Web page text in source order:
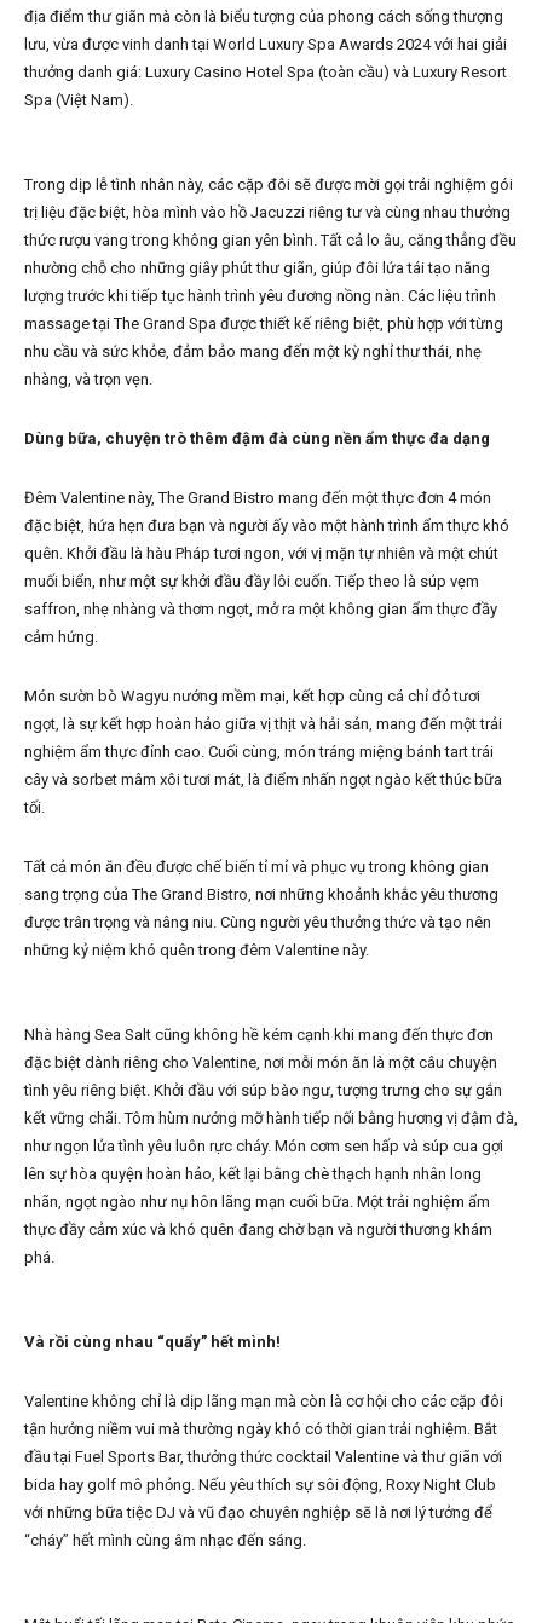
địa điểm thư giãn mà còn là biểu tượng của phong cách sống thượng
lưu, vừa được vinh danh tại World Luxury Spa Awards 2024 với hai giải
thưởng danh giá: Luxury Casino Hotel Spa (toàn cầu) và Luxury Resort
Spa (Việt Nam).
Trong dịp lễ tình nhân này, các cặp đôi sẽ được mời gọi trải nghiệm gói
trị liệu đặc biệt, hòa mình vào hồ Jacuzzi riêng tư và cùng nhau thưởng
thức rượu vang trong không gian yên bình. Tất cả lo âu, căng thẳng đều
nhường chỗ cho những giây phút thư giãn, giúp đôi lứa tái tạo năng
lượng trước khi tiếp tục hành trình yêu đương nồng nàn. Các liệu trình
massage tại The Grand Spa được thiết kế riêng biệt, phù hợp với từng
nhu cầu và sức khỏe, đảm bảo mang đến một kỳ nghỉ thư thái, nhẹ
nhàng, và trọn vẹn.
Dùng bữa, chuyện trò thêm đậm đà cùng nền ẩm thực đa dạng
Đêm Valentine này, The Grand Bistro mang đến một thực đơn 4 món
đặc biệt, hứa hẹn đưa bạn và người ấy vào một hành trình ẩm thực khó
quên. Khởi đầu là hàu Pháp tươi ngon, với vị mặn tự nhiên và một chút
muối biển, như một sự khởi đầu đầy lôi cuốn. Tiếp theo là súp vẹm
saffron, nhẹ nhàng và thơm ngọt, mở ra một không gian ẩm thực đầy
cảm hứng.
Món sườn bò Wagyu nướng mềm mại, kết hợp cùng cá chỉ đỏ tươi
ngọt, là sự kết hợp hoàn hảo giữa vị thịt và hải sản, mang đến một trải
nghiệm ẩm thực đỉnh cao. Cuối cùng, món tráng miệng bánh tart trái
cây và sorbet mâm xôi tươi mát, là điểm nhấn ngọt ngào kết thúc bữa
tối.
Tất cả món ăn đều được chế biến tỉ mỉ và phục vụ trong không gian
sang trọng của The Grand Bistro, nơi những khoảnh khắc yêu thương
được trân trọng và nâng niu. Cùng người yêu thưởng thức và tạo nên
những kỷ niệm khó quên trong đêm Valentine này.
Nhà hàng Sea Salt cũng không hề kém cạnh khi mang đến thực đơn
đặc biệt dành riêng cho Valentine, nơi mỗi món ăn là một câu chuyện
tình yêu riêng biệt. Khởi đầu với súp bào ngư, tượng trưng cho sự gắn
kết vững chãi. Tôm hùm nướng mỡ hành tiếp nối bằng hương vị đậm đà,
như ngọn lửa tình yêu luôn rực cháy. Món cơm sen hấp và súp cua gợi
lên sự hòa quyện hoàn hảo, kết lại bằng chè thạch hạnh nhân long
nhãn, ngọt ngào như nụ hôn lãng mạn cuối bữa. Một trải nghiệm ẩm
thực đầy cảm xúc và khó quên đang chờ bạn và người thương khám
phá.
Và rồi cùng nhau “quẩy” hết mình!
Valentine không chỉ là dịp lãng mạn mà còn là cơ hội cho các cặp đôi
tận hưởng niềm vui mà thường ngày khó có thời gian trải nghiệm. Bắt
đầu tại Fuel Sports Bar, thưởng thức cocktail Valentine và thư giãn với
bida hay golf mô phỏng. Nếu yêu thích sự sôi động, Roxy Night Club
với những bữa tiệc DJ và vũ đạo chuyên nghiệp sẽ là nơi lý tưởng để
“cháy” hết mình cùng âm nhạc đến sáng.